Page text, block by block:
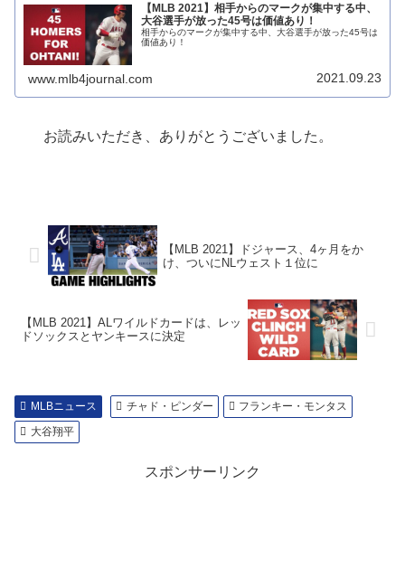
【MLB 2021】相手からのマークが集中する中、
大谷選手が放った45号は価値あり！
相手からのマークが集中する中、大谷選手が放った45号は
価値あり！
www.mlb4journal.com 2021.09.23
お読みいただき、ありがとうございました。
【MLB 2021】ドジャース、4ヶ月をか
け、ついにNLウェスト１位に
【MLB 2021】ALワイルドカードは、レッ
ドソックスとヤンキースに決定
MLBニュース チャド・ピンダー
フランキー・モンタス
大谷翔平
スポンサーリンク